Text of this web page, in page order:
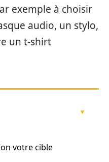
exemple à choisir
audio, un stylo,
un t-shirt
votre cible